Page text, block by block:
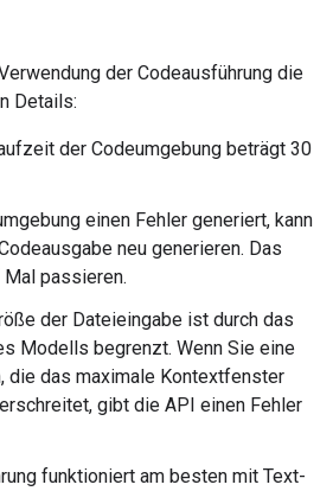
der Codeausführung die
Details:
der Codeumgebung beträgt 30
einen Fehler generiert, kann
neu generieren. Das
passieren.
der Dateieingabe ist durch das
Modells begrenzt. Wenn Sie eine
die das maximale Kontextfenster
gibt die API einen Fehler
funktioniert am besten mit Text-